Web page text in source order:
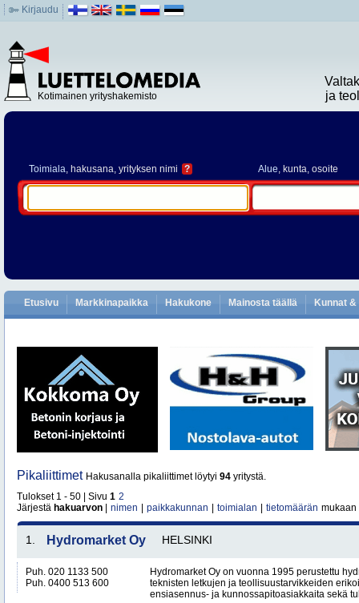
Kirjaudu
Kotimainen yrityshakemisto
ja
Toimiala, hakusana, yrityksen nimi ? Alue, kunta, osoite
Etusivu Markkinapaikka Hakukone Mainosta täällä Kunnat
Pikaliittimet Hakusanalla pikaliittimet löytyi 94 yritystä.
Tulokset 1 - 50 | Sivu 1 2
Järjestä hakuarvon nimen paikkakunnan toimialan tietomäärän mukaan
1. Hydromarket Oy HELSINKI
Puh. 020 1133 500
Puh. 0400 513 600
Hydromarket Oy on vuonna 1995 perustettu
teknisten letkujen ja teollisuustarvikkeiden
ensiasennus- ja kunnossapitoasiakkaita sekä